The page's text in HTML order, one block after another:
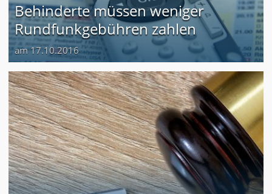
Behinderte müssen weniger
Rundfunkgebühren zahlen
am 17.10.2016